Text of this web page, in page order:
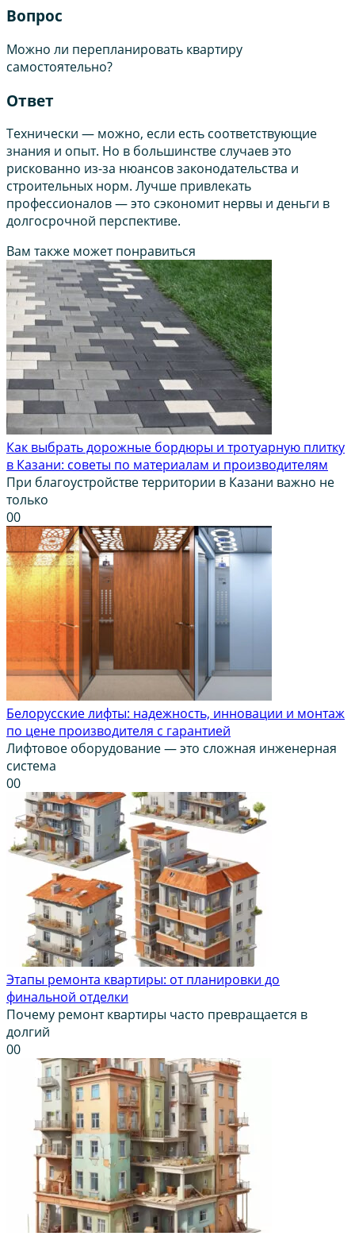
Вопрос
Можно ли перепланировать квартиру
самостоятельно?
Ответ
Технически — можно, если есть соответствующие
знания и опыт. Но в большинстве случаев это
рискованно из-за нюансов законодательства и
строительных норм. Лучше привлекать
профессионалов — это сэкономит нервы и деньги в
долгосрочной перспективе.
Вам также может понравиться
Как выбрать дорожные бордюры и тротуарную плитку
в Казани: советы по материалам и производителям
При благоустройстве территории в Казани важно не
только
00
Белорусские лифты: надежность, инновации и монтаж
по цене производителя с гарантией
Лифтовое оборудование — это сложная инженерная
система
00
Этапы ремонта квартиры: от планировки до
финальной отделки
Почему ремонт квартиры часто превращается в
долгий
00